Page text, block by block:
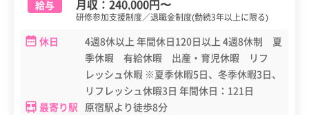
給与
月収： 240,000円〜
研修参加支援制度／退職金制度(勤続3年以上に限る)
休日
4週8休以上 年間休日120日以上 4週8休制 夏
季休暇 有給休暇 出産・育児休暇 リフ
レッシュ休暇 ※夏季休暇5日、冬季休暇3日、
リフレッシュ休暇3日 年間休日：121日
最寄り駅 原宿駅より徒歩8分